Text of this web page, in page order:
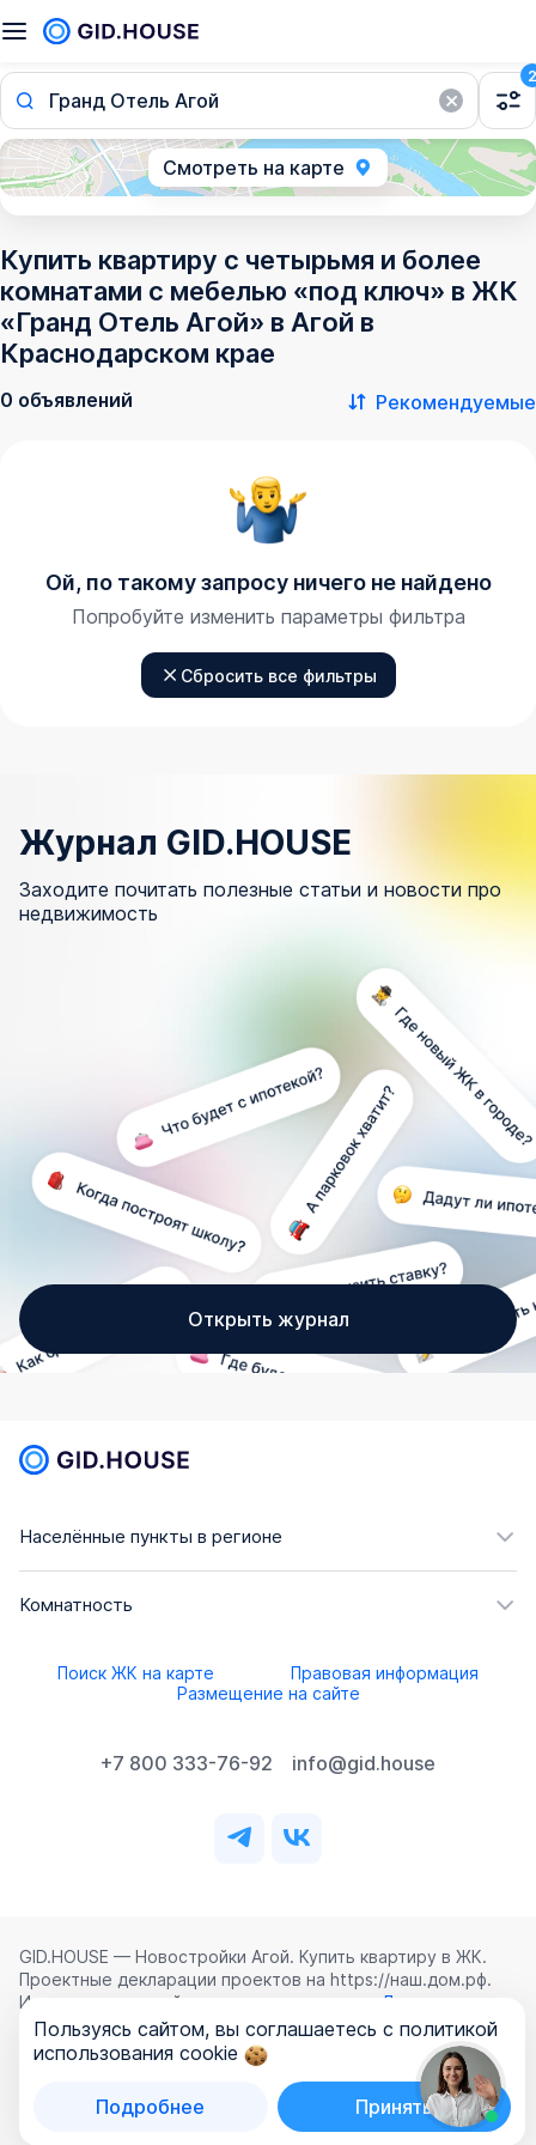
Гранд Отель Агой
2
Смотреть на карте
Купить квартиру с четырьмя и более
комнатами с мебелью «под ключ» в ЖК
«Гранд Отель Агой» в Агой в
Краснодарском крае
0 объявлений Рекомендуемые
Ой, по такому запросу ничего не найдено
Попробуйте изменить параметры фильтра
Сбросить все фильтры
Журнал GID.HOUSE
Заходите почитать полезные статьи и новости про
недвижимость
Открыть журнал
Населённые пункты в регионе
Комнатность
Поиск ЖК на карте
Правовая информация
Размещение на сайте
+7 800 333-76-92 info@gid.house
GID.HOUSE — Новостройки Агой. Купить квартиру в ЖК.
Проектные декларации проектов на https://наш.дом.рф.
Использование сайта означает согласие с
Лицензионным
соглашением ,Политикой конфиденциальностии
Политикой обработки персональных данных
ООО «ГИД.ХАУЗ»
Пользуясь сайтом, вы соглашаетесь с политикой
использования cookie
Подробнее Принять